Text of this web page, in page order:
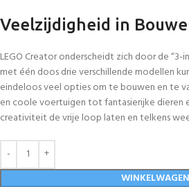
Veelzijdigheid in
LEGO Creator onderscheidt zich door de “3-
met één doos drie verschillende modellen
eindeloos veel opties om te bouwen en te
en coole voertuigen tot fantasierijke dieren
creativiteit de vrije loop laten en telkens
WINKELWAGEN